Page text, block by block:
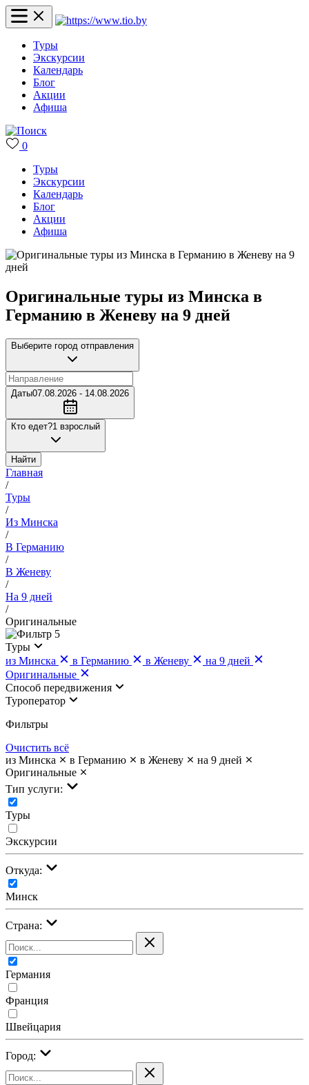
Туры
Экскурсии
Календарь
Блог
Акции
Афиша
0
Туры
Экскурсии
Календарь
Блог
Акции
Афиша
Оригинальные туры из Минска в
Германию в Женеву на 9 дней
Выберите город отправления
Даты07.08.2026 - 14.08.2026
Кто едет?1 взрослый
Найти
Главная
/
Туры
/
Из Минска
/
В Германию
/
В Женеву
/
На 9 дней
/
Оригинальные
5
Туры
из Минска
в Германию в Женеву
на 9 дней
Оригинальные
Cпособ передвижения
Туроператор
Фильтры
Очистить всё
из Минска
в Германию в Женеву
на 9 дней
Оригинальные
Тип услуги:
Туры
Экскурсии
Откуда:
Минск
Страна:
Германия
Франция
Швейцария
Город: